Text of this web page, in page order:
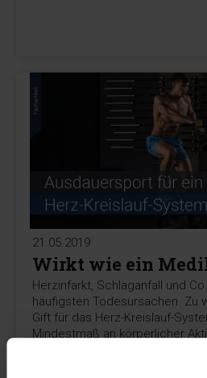
21.05.2019
Wirkt wie ein
Herzinfarkt, Schlaganfall und
häufigsten Todesursachen. Zu
Gift für das Herz-Kreislauf-
Mindestmaß an körperlicher